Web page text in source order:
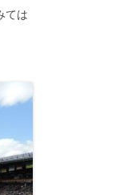
ては